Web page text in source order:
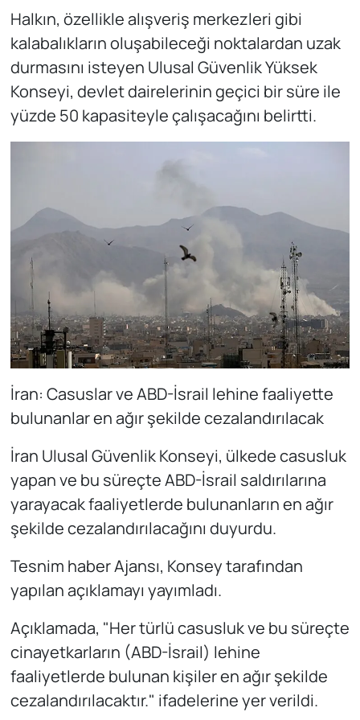
Halkın, özellikle alışveriş merkezleri gibi
kalabalıkların oluşabileceği noktalardan uzak
durmasını isteyen Ulusal Güvenlik Yüksek
Konseyi, devlet dairelerinin geçici bir süre ile
yüzde 50 kapasiteyle çalışacağını belirtti.
İran: Casuslar ve ABD-İsrail lehine faaliyette
bulunanlar en ağır şekilde cezalandırılacak
İran Ulusal Güvenlik Konseyi, ülkede casusluk
yapan ve bu süreçte ABD-İsrail saldırılarına
yarayacak faaliyetlerde bulunanların en ağır
şekilde cezalandırılacağını duyurdu.
Tesnim haber Ajansı, Konsey tarafından
yapılan açıklamayı yayımladı.
Açıklamada, "Her türlü casusluk ve bu süreçte
cinayetkarların (ABD-İsrail) lehine
faaliyetlerde bulunan kişiler en ağır şekilde
cezalandırılacaktır." ifadelerine yer verildi.